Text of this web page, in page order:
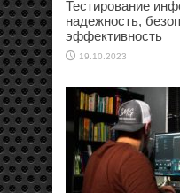
Тестирование
надежность,
эффективность
19.10.2023